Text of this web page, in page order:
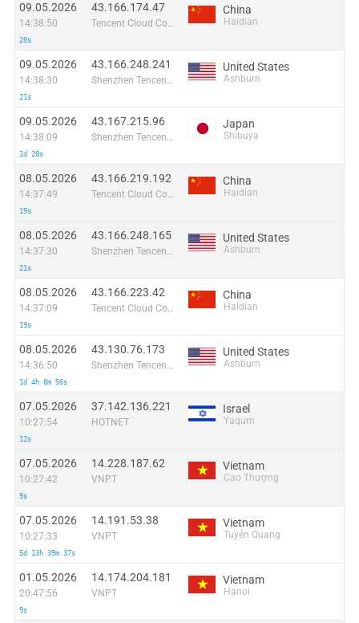
09.05.2026
14:38:50
20s
43.166.174.47
Tencent Cloud Computing (Beijing) Co
China
Haidian
09.05.2026
14:38:30
21s
43.166.248.241
Shenzhen Tencent Computer Systems Company Limited
United States
Ashburn
09.05.2026
14:38:09
1d 20s
43.167.215.96
Shenzhen Tencent Computer Systems Company Limited
Japan
Shibuya
08.05.2026
14:37:49
19s
43.166.219.192
Tencent Cloud Computing (Beijing) Co
China
Haidian
08.05.2026
14:37:30
21s
43.166.248.165
Shenzhen Tencent Computer Systems Company Limited
United States
Ashburn
08.05.2026
14:37:09
19s
43.166.223.42
Tencent Cloud Computing (Beijing) Co
China
Haidian
08.05.2026
14:36:50
1d 4h 8m 56s
43.130.76.173
Shenzhen Tencent Computer Systems Company Limited
United States
Ashburn
07.05.2026
10:27:54
12s
37.142.136.221
HOTNET
Israel
Yaqum
07.05.2026
10:27:42
9s
14.228.187.62
VNPT
Vietnam
Cao Thượng
07.05.2026
10:27:33
5d 13h 39m 37s
14.191.53.38
VNPT
Vietnam
Tuyên Quang
01.05.2026
20:47:56
9s
14.174.204.181
VNPT
Vietnam
Hanoi